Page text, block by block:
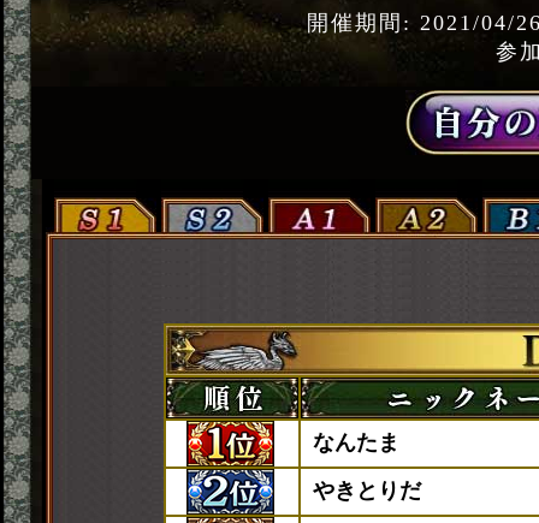
開催期間: 2021/04/
参
なんたま
やきとりだ